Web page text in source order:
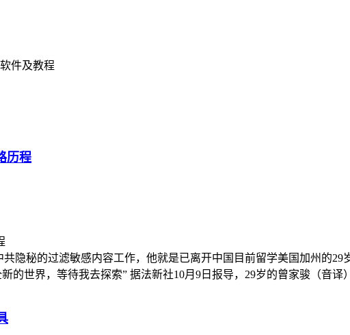
件及教程
历程
隐秘的过滤敏感内容工作，他就是已离开中国目前留学美国加州的
的世界，等待我去探索” 据法新社10月9日报导，29岁的曾家骏（音译